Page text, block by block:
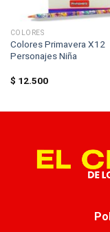
COLORES
Colores Primavera X12
Personajes Niña
$ 12.500